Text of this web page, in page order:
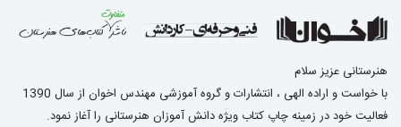
هنرستانی عزیز سلام
با خواست و اراده الهی ، انتشارات و گروه آموزشی مهندس اخوان از سال 1390
فعالیت خود در زمینه چاپ کتاب ویژه دانش آموزان هنرستانی را آغاز نمود.